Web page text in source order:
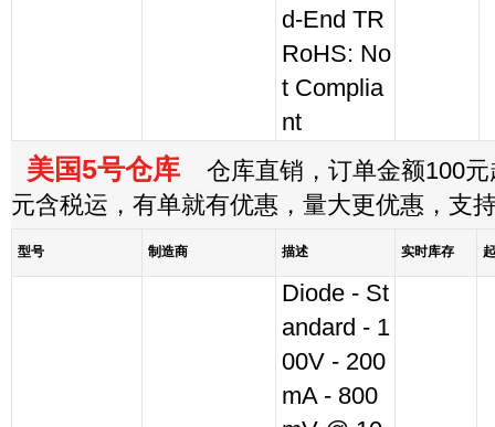
d-End TR
RoHS: No
t Complia
nt
美国5号仓库 仓库直销，订单金额100元
元含税运，有单就有优惠，量大更优惠，支
型号 制造商 描述 实时库存
Diode - St
andard - 1
00V - 200
mA - 800